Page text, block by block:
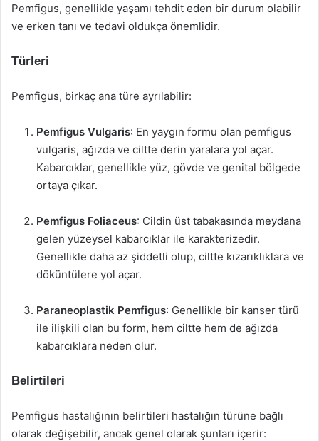
Pemfigus, genellikle yaşamı tehdit eden bir durum olabilir
ve erken tanı ve tedavi oldukça önemlidir.
Türleri
Pemfigus, birkaç ana türe ayrılabilir:
Pemfigus Vulgaris: En yaygın formu olan pemfigus
vulgaris, ağızda ve ciltte derin yaralara yol açar.
Kabarcıklar, genellikle yüz, gövde ve genital bölgede
ortaya çıkar.
Pemfigus Foliaceus: Cildin üst tabakasında meydana
gelen yüzeysel kabarcıklar ile karakterizedir.
Genellikle daha az şiddetli olup, ciltte kızarıklıklara ve
döküntülere yol açar.
Paraneoplastik Pemfigus: Genellikle bir kanser türü
ile ilişkili olan bu form, hem ciltte hem de ağızda
kabarcıklara neden olur.
Belirtileri
Pemfigus hastalığının belirtileri hastalığın türüne bağlı
olarak değişebilir, ancak genel olarak şunları içerir: